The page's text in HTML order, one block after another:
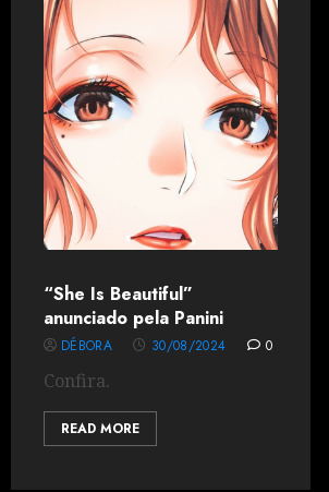
“She Is Beautiful”
anunciado pela Panini
DÉBORA 30/08/2024 0
Confira.
READ MORE